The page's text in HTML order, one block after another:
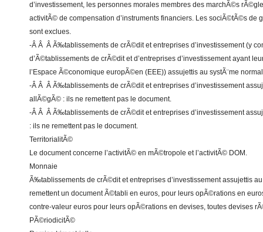
d’investissement, les personnes morales membres des marchÃ©s
activitÃ© de compensation d’instruments financiers. Les sociÃ©tÃ©s de
sont exclues.
-Â Â Â Ã‰tablissements de crÃ©dit et entreprises d’investissement (y
d’Ã©tablissements de crÃ©dit et d’entreprises d’investissement ayant
l’Espace Ã©conomique europÃ©en (EEE)) assujettis au systÃ¨me
-Â Â Â Ã‰tablissements de crÃ©dit et entreprises d’investissement
allÃ©gÃ© : ils ne remettent pas le document.
-Â Â Â Ã‰tablissements de crÃ©dit et entreprises d’investissement
: ils ne remettent pas le document.
TerritorialitÃ©
Le document concerne l’activitÃ© en mÃ©tropole et l’activitÃ© DOM.
Monnaie
Ã‰tablissements de crÃ©dit et entreprises d’investissement assujettis au
remettent un document Ã©tabli en euros, pour leurs opÃ©rations en
contre-valeur euros pour leurs opÃ©rations en devises, toutes devises
PÃ©riodicitÃ©